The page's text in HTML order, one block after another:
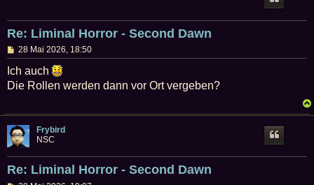
Re: Liminal Horror - Second Dawn
B
e
i
r
28 Mai 2026, 18:50
Ich auch
Die Rollen werden dann vor Ort vergeben?
Frybird
NSC
Re: Liminal Horror - Second Dawn